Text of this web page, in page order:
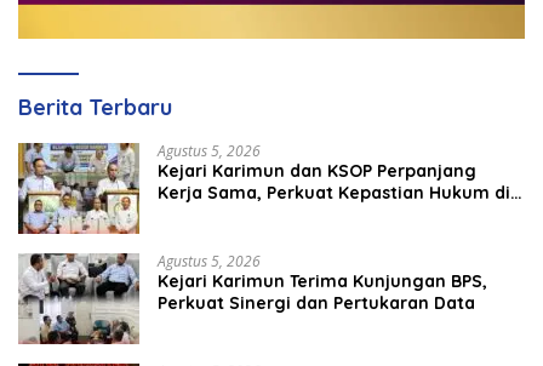
Berita Terbaru
Agustus 5, 2026
Kejari Karimun dan KSOP Perpanjang
Kerja Sama, Perkuat Kepastian Hukum di
Agustus 5, 2026
Kejari Karimun Terima Kunjungan BPS,
Perkuat Sinergi dan Pertukaran Data